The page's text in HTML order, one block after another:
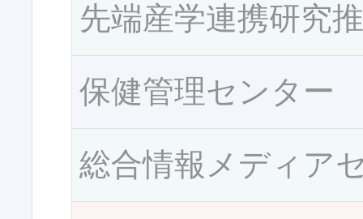
先端産学連携研究
保健管理センター
総合情報メディア